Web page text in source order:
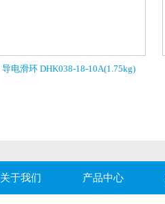
导电滑环 DHK038-18-10A(1.75kg)
关于我们 产品中心